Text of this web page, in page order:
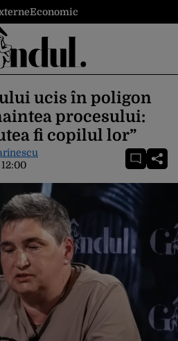
Economic
ucis în poligon
procesului:
fi copilul lor”
12:00